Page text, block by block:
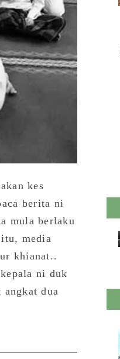
kes
berita ni
mula berlaku
media
khianat..
ni duk
angkat dua